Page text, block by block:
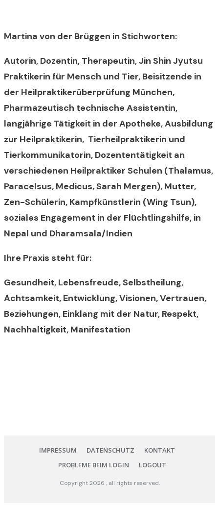
Martina von der Brüggen in Stichworten:
Autorin, Dozentin, Therapeutin, Jin Shin Jyutsu
Praktikerin für Mensch und Tier, Beisitzende in
der Heilpraktikerüberprüfung München,
Pharmazeutisch technische Assistentin,
langjährige Tätigkeit in der Apotheke, Ausbildung
zur Heilpraktikerin, Tierheilpraktikerin und
Tierkommunikatorin, Dozententätigkeit an
verschiedenen Heilpraktiker Schulen (Thalamus,
Paracelsus, Medicus, Sarah Mergen), Mutter,
Zen-Schülerin, Kampfkünstlerin (Wing Tsun),
soziales Engagement in der Flüchtlingshilfe, in
Nepal und Dharamsala/Indien
Ihre Praxis steht für:
Gesundheit, Lebensfreude, Selbstheilung,
Achtsamkeit, Entwicklung, Visionen, Vertrauen,
Beziehungen, Einklang mit der Natur, Respekt,
Nachhaltigkeit, Manifestation
IMPRESSUM DATENSCHUTZ
KONTAKT
PROBLEME BEIM LOGIN
LOGOUT
Copyright2026 , all rights reserved.